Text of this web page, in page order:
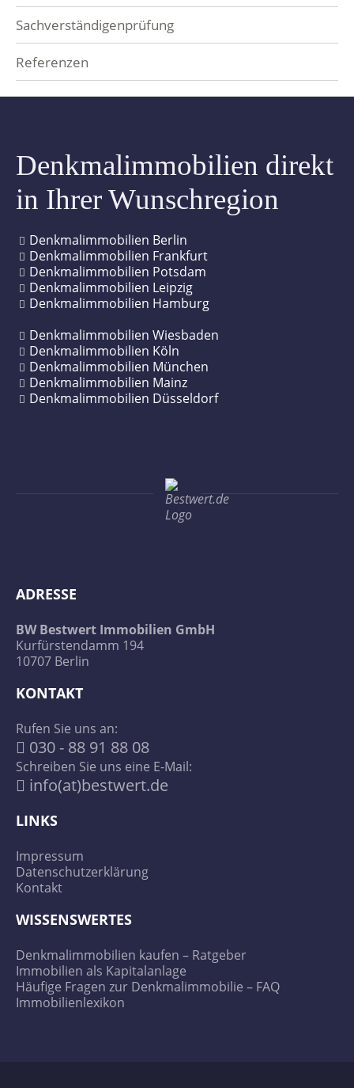
Mietgarantie
Mietpool
Sachverständigenprüfung
Referenzen
Denkmalimmobilien direkt
in Ihrer Wunschregion
Denkmalimmobilien Berlin
Denkmalimmobilien Frankfurt
Denkmalimmobilien Potsdam
Denkmalimmobilien Leipzig
Denkmalimmobilien Hamburg
Denkmalimmobilien Wiesbaden
Denkmalimmobilien Köln
Denkmalimmobilien München
Denkmalimmobilien Mainz
Denkmalimmobilien Düsseldorf
ADRESSE
BW Bestwert Immobilien GmbH
Kurfürstendamm 194
10707 Berlin
KONTAKT
Rufen Sie uns an:
030 - 88 91 88 08
Schreiben Sie uns eine E-Mail:
info(at)bestwert.de
LINKS
Impressum
Datenschutzerklärung
Kontakt
WISSENSWERTES
Denkmalimmobilien kaufen – Ratgeber
Immobilien als Kapitalanlage
Häufige Fragen zur Denkmalimmobilie – FAQ
Immobilienlexikon